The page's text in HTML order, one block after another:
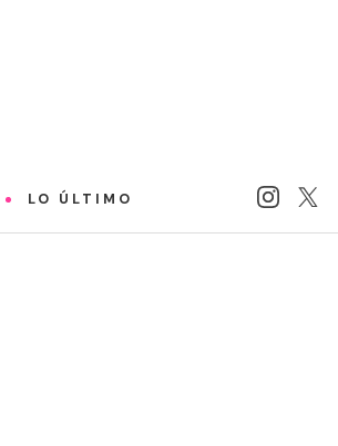
LO ÚLTIMO